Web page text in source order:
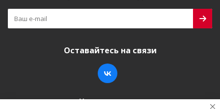
Оставайтесь на связи
Наши контакты